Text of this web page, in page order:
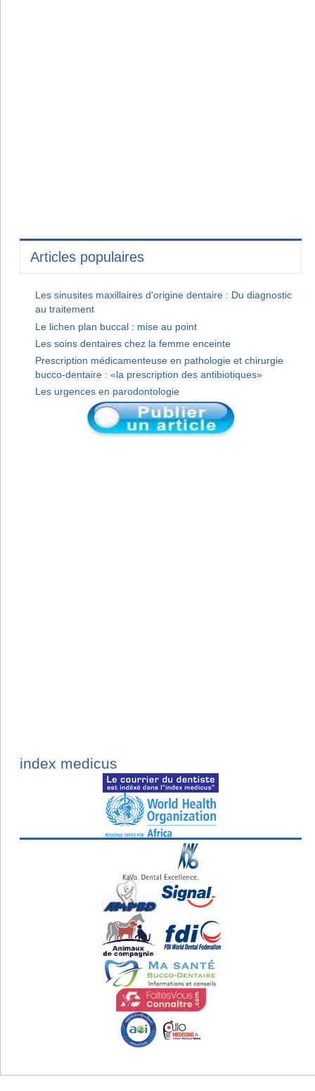
Articles populaires
Les sinusites maxillaires d'origine dentaire : Du diagnostic
au traitement
Le lichen plan buccal : mise au point
Les soins dentaires chez la femme enceinte
Prescription médicamenteuse en pathologie et chirurgie
bucco-dentaire : «la prescription des antibiotiques»
Les urgences en parodontologie
index medicus